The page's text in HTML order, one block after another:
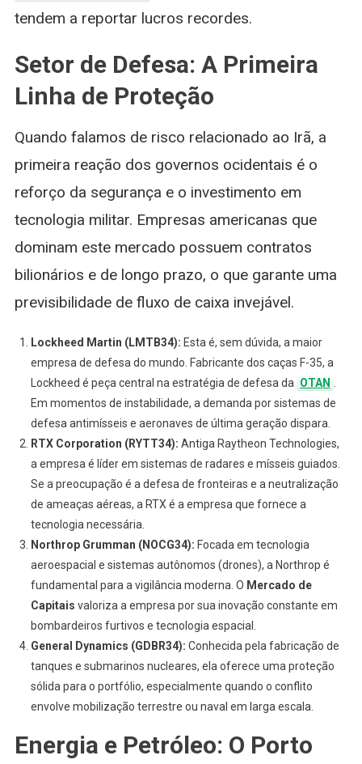
tendem a reportar lucros recordes.
Setor de Defesa: A Primeira
Linha de Proteção
Quando falamos de risco relacionado ao Irã, a
primeira reação dos governos ocidentais é o
reforço da segurança e o investimento em
tecnologia militar. Empresas americanas que
dominam este mercado possuem contratos
bilionários e de longo prazo, o que garante uma
previsibilidade de fluxo de caixa invejável.
Lockheed Martin (LMTB34): Esta é, sem dúvida, a maior
empresa de defesa do mundo. Fabricante dos caças F-35, a
Lockheed é peça central na estratégia de defesa da OTAN
Em momentos de instabilidade, a demanda por sistemas de
defesa antimísseis e aeronaves de última geração dispara.
RTX Corporation (RYTT34): Antiga Raytheon Technologies,
a empresa é líder em sistemas de radares e mísseis guiados.
Se a preocupação é a defesa de fronteiras e a neutralização
de ameaças aéreas, a RTX é a empresa que fornece a
tecnologia necessária.
Northrop Grumman (NOCG34): Focada em tecnologia
aeroespacial e sistemas autônomos (drones), a Northrop é
fundamental para a vigilância moderna. O Mercado de
Capitais valoriza a empresa por sua inovação constante em
bombardeiros furtivos e tecnologia espacial.
General Dynamics (GDBR34): Conhecida pela fabricação de
tanques e submarinos nucleares, ela oferece uma proteção
sólida para o portfólio, especialmente quando o conflito
envolve mobilização terrestre ou naval em larga escala.
Energia e Petróleo: O Porto